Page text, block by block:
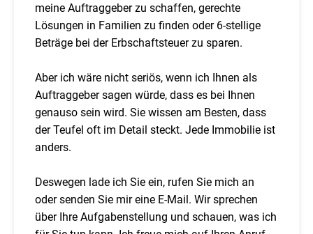
meine Auftraggeber zu schaffen, gerechte
Lösungen in Familien zu finden oder 6-stellige
Beträge bei der Erbschaftsteuer zu sparen.
Aber ich wäre nicht seriös, wenn ich Ihnen als
Auftraggeber sagen würde, dass es bei Ihnen
genauso sein wird. Sie wissen am Besten, dass
der Teufel oft im Detail steckt. Jede Immobilie ist
anders.
Deswegen lade ich Sie ein, rufen Sie mich an
oder senden Sie mir eine E-Mail. Wir sprechen
über Ihre Aufgabenstellung und schauen, was ich